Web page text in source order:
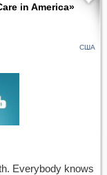
in America»
США
Everybody knows